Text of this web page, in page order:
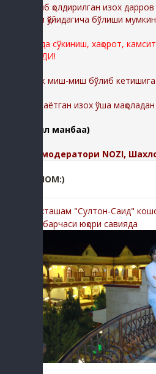
Ёзиб қолдирилган изох
сабаблари қўйидагича бўлиши
Сайтимизда сўкиниш, хақорот,
ЎЧИРИЛАДИ!
Шунингдек миш-миш бўлиб
-Қолдирилаётган изох ўша
(батафсил манбаа)
Изохлар модератори NOZI,
РЕКЛОМ:)
-Мухташам "Султон-Саид"
учун барчаси юқори савияда